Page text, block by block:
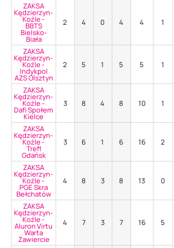
ZAKSA
Kędzierzyn-
Koźle -
BBTS
Bielsko-
Biała
2 4 0 4 4 1
ZAKSA
Kędzierzyn-
Koźle -
Indykpol
AZS Olsztyn
2 5 1 5 5 1
ZAKSA
Kędzierzyn-
Koźle -
Dafi Społem
Kielce
3 8 4 8 10 1
ZAKSA
Kędzierzyn-
Koźle -
Trefl
Gdańsk
3 6 1 6 16 2
ZAKSA
Kędzierzyn-
Koźle -
PGE Skra
Bełchatów
4 8 3 8 13 0
ZAKSA
Kędzierzyn-
Koźle -
Aluron Virtu
Warta
Zawiercie
4 7 3 7 16 5